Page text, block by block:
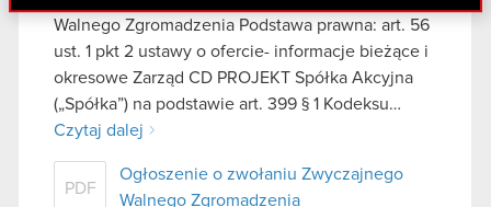
danymi otrzymanymi od Ciebie lub uzyskanymi
podczas korzystania z ich usług. Kontynuując
korzystanie z naszej witryny, zgadasz się na
używanie plików cookie.
Walnego Zgromadzenia Podstawa prawna: art. 56
ust. 1 pkt 2 ustawy o ofercie- informacje bieżące i
okresowe Zarząd CD PROJEKT Spółka Akcyjna
(„Spółka”) na podstawie art. 399 § 1 Kodeksu…
Czytaj dalej
PDF
Ogłoszenie o zwołaniu Zwyczajnego
Walnego Zgromadzenia